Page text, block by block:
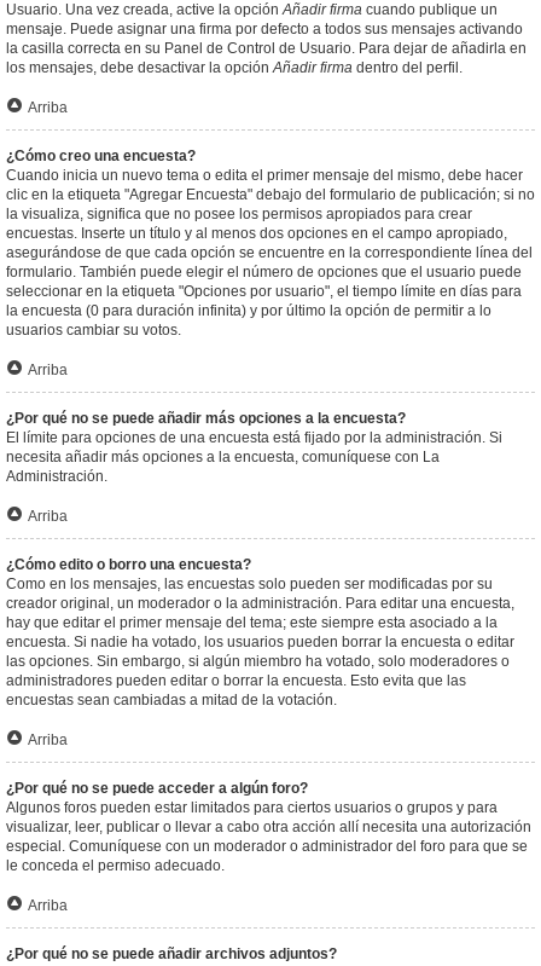
Usuario. Una vez creada, active la opciónAñadir firma cuando publique un
mensaje. Puede asignar una firma por defecto a todos sus mensajes activando
la casilla correcta en su Panel de Control de Usuario. Para dejar de añadirla en
los mensajes, debe desactivar la opciónAñadir firma dentro del perfil.
Arriba
¿Cómo creo una encuesta?
Cuando inicia un nuevo tema o edita el primer mensaje del mismo, debe hacer
clic en la etiqueta "Agregar Encuesta" debajo del formulario de publicación; si no
la visualiza, significa que no posee los permisos apropiados para crear
encuestas. Inserte un título y al menos dos opciones en el campo apropiado,
asegurándose de que cada opción se encuentre en la correspondiente línea del
formulario. También puede elegir el número de opciones que el usuario puede
seleccionar en la etiqueta "Opciones por usuario", el tiempo límite en días para
la encuesta (0 para duración infinita) y por último la opción de permitir a lo
usuarios cambiar su votos.
Arriba
¿Por qué no se puede añadir más opciones a la encuesta?
El límite para opciones de una encuesta está fijado por la administración. Si
necesita añadir más opciones a la encuesta, comuníquese con La
Administración.
Arriba
¿Cómo edito o borro una encuesta?
Como en los mensajes, las encuestas solo pueden ser modificadas por su
creador original, un moderador o la administración. Para editar una encuesta,
hay que editar el primer mensaje del tema; este siempre esta asociado a la
encuesta. Si nadie ha votado, los usuarios pueden borrar la encuesta o editar
las opciones. Sin embargo, si algún miembro ha votado, solo moderadores o
administradores pueden editar o borrar la encuesta. Esto evita que las
encuestas sean cambiadas a mitad de la votación.
Arriba
¿Por qué no se puede acceder a algún foro?
Algunos foros pueden estar limitados para ciertos usuarios o grupos y para
visualizar, leer, publicar o llevar a cabo otra acción allí necesita una autorización
especial. Comuníquese con un moderador o administrador del foro para que se
le conceda el permiso adecuado.
Arriba
¿Por qué no se puede añadir archivos adjuntos?